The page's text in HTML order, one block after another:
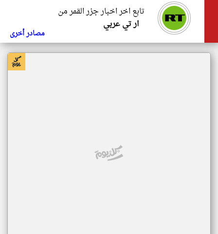
تابع اخر اخبار جزر القمر من
ار تي عربي
مصادر أخرى